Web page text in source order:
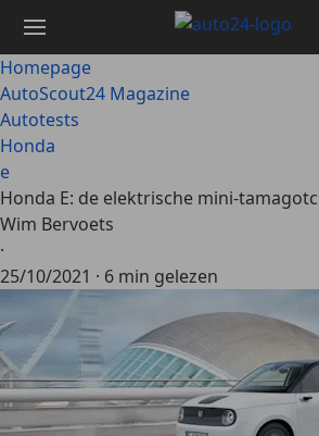
naar
hoofdinhoud
Homepage
AutoScout24 Magazine
Autotests
Honda
e
Honda E: de elektrische mini-
Wim Bervoets
·
25/10/2021 · 6 min gelezen